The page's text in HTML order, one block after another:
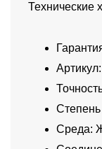
Технические
Среда: